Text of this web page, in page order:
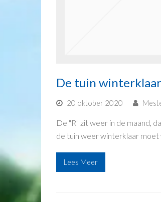
De tuin
20 oktober 2020
De "R" zit weer in de maand,
de tuin weer winterklaar moet
Lees Meer